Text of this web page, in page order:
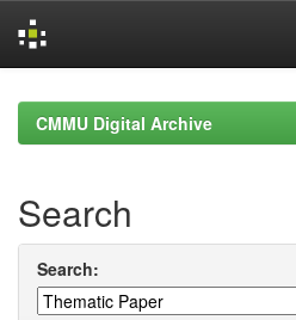
navigationCMMU Digital Archive
Search
Search: